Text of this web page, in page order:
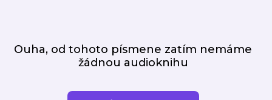
Ouha, od tohoto písmene zatím nemáme
žádnou audioknihu